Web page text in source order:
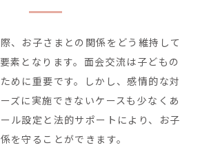
、お子さまとの関係をどう維持して
素となります。面会交流は子どもの
めに重要です。しかし、感情的な対
ズに実施できないケースも少なくあ
ル設定と法的サポートにより、お子
を守ることができます。